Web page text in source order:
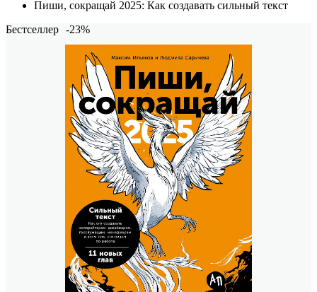
Пиши, сокращай 2025: Как создавать сильный текст
Бестселлер -23%